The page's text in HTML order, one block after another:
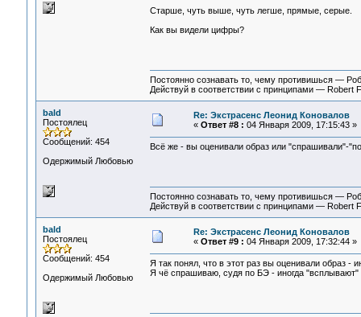
Старше, чуть выше, чуть легше, прямые, серые.
Как вы видели цифры?
Постоянно сознавать то, чему противишься —
Действуй в соответствии с принципами — Robert
bald
Постоялец
Сообщений: 454
Одержимый Любовью
Re: Экстрасенс Леонид Коновалов
« Ответ #8 : 04 Января 2009, 17:15:43 »
Всё же - вы оценивали образ или "спрашивали"-
Постоянно сознавать то, чему противишься —
Действуй в соответствии с принципами — Robert
bald
Постоялец
Сообщений: 454
Одержимый Любовью
Re: Экстрасенс Леонид Коновалов
« Ответ #9 : 04 Января 2009, 17:32:44 »
Я так понял, что в этот раз вы оценивали образ -
Я чё спрашиваю, судя по БЭ - иногда "всплывают"